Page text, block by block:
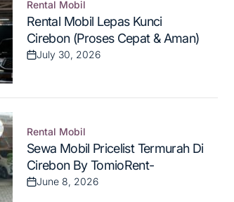
Posted
in
Rental Mobil
Rental Mobil Lepas Kunci
Cirebon (Proses Cepat & Aman)
Post
July 30, 2026
Posted
in
Rental Mobil
Sewa Mobil Pricelist Termurah Di
Cirebon By TomioRent-
Post
June 8, 2026